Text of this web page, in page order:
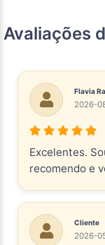
Avaliações
Flavia
2026-
Excelentes.
recomendo e
Cliente
2026-